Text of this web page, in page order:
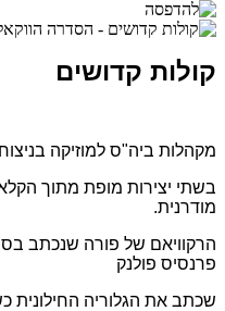
קולות קדושים
מקהלות ביה"ס למוזיקה
בשתי יצירות מופת מתוך
מודרנית.
פרנסיס פולנק
שכתב את הגלוריה החילונית